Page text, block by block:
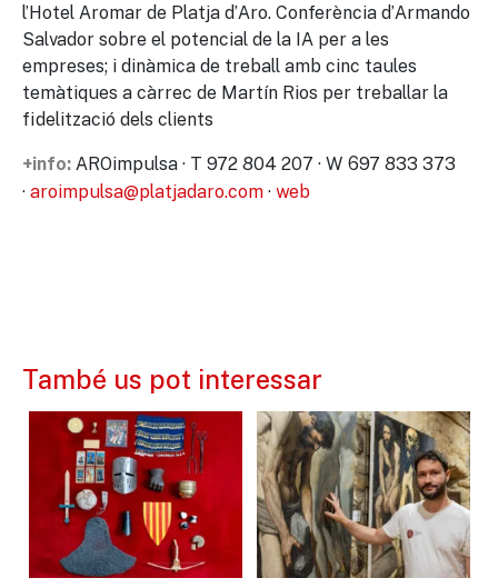
l’Hotel Aromar de Platja d’Aro. Conferència d’Armando
Salvador sobre el potencial de la IA per a les
empreses; i dinàmica de treball amb cinc taules
temàtiques a càrrec de Martín Rios per treballar la
fidelització dels clients
+info: AROimpulsa · T 972 804 207 · W 697 833 373
· aroimpulsa@platjadaro.com · web
També us pot interessar